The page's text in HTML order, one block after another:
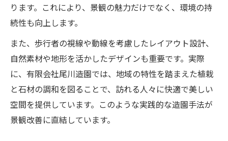
ります。これにより、景観の魅力だけでなく、環境の持
続性も向上します。
また、歩行者の視線や動線を考慮したレイアウト設計、
自然素材や地形を活かしたデザインも重要です。実際
に、有限会社尾川造園では、地域の特性を踏まえた植栽
と石材の調和を図ることで、訪れる人々に快適で美しい
空間を提供しています。このような実践的な造園手法が
景観改善に直結しています。